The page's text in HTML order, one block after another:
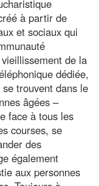
à partir de
et sociaux qui
de la
dédiée,
trouvent dans le
âgées –
face à tous les
courses, se
des
également
aux personnes